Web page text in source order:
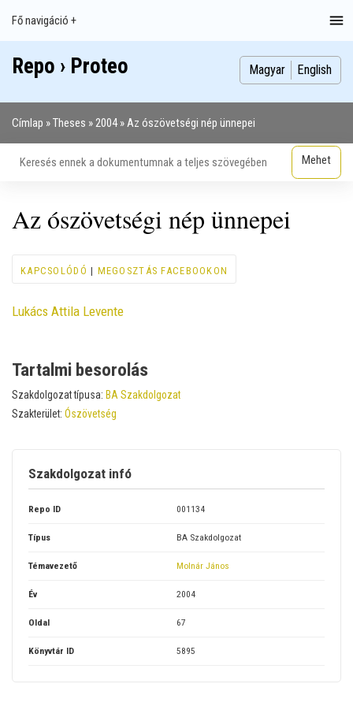
Main
navigation
Fő navigáció +
Index
Publikációk
Szakdolgozatok
Képek
Szerzők
Repo › Proteo Magyar English
Címlap Theses 2004 Az ószövetségi nép ünnepei
Az ószövetségi nép ünnepei
KAPCSOLÓDÓ | MEGOSZTÁS FACEBOOKON
Contributor
Lukács Attila Levente
Tartalmi besorolás
Szakdolgozat típusa: BA Szakdolgozat
Szakterület: Ószövetség
Szakdolgozat infó
Repo ID 001134
Típus BA Szakdolgozat
Témavezető Molnár János
Év 2004
Oldal 67
Könyvtár ID 5895